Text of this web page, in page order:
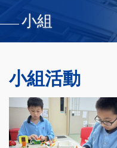
小組
小組活動